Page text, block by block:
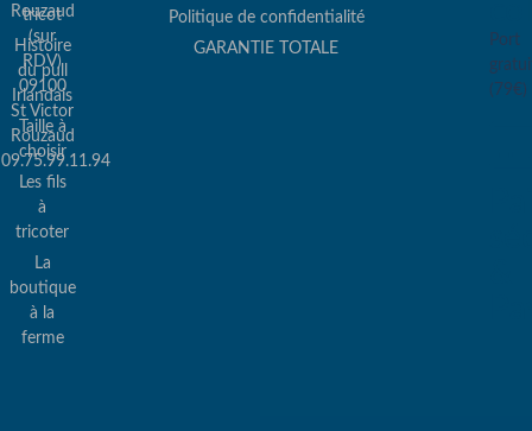
Rouzaud
(sur
RDV)
09100
St Victor
Rouzaud
09.75.99.11.94
tricot
Histoire
du pull
Irlandais
Taille à
choisir
Les fils
à
tricoter
La
boutique
à la
ferme
Politique de confidentialité
GARANTIE TOTALE
Port
(79€)